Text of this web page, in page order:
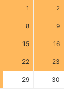
1 2
8 9
15 16
22 23
29 30